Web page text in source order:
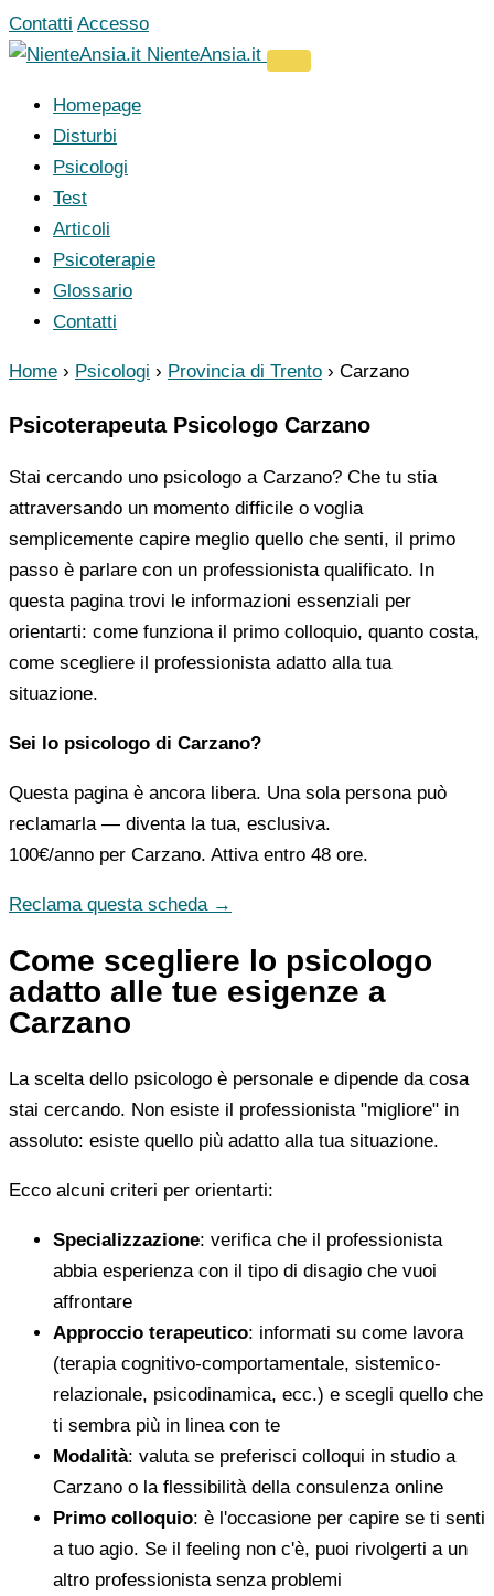
Vai
al
Contatti Accesso
NienteAnsia.it
Homepage
Disturbi
Psicologi
Test
Articoli
Psicoterapie
Glossario
Contatti
Home › Psicologi › Provincia di Trento › Carzano
Psicoterapeuta Psicologo Carzano
Stai cercando uno psicologo a Carzano? Che tu stia
attraversando un momento difficile o voglia
semplicemente capire meglio quello che senti, il primo
passo è parlare con un professionista qualificato. In
questa pagina trovi le informazioni essenziali per
orientarti: come funziona il primo colloquio, quanto costa,
come scegliere il professionista adatto alla tua
situazione.
Sei lo psicologo di Carzano?
Questa pagina è ancora libera. Una sola persona può
reclamarla — diventa la tua, esclusiva.
100€/anno per Carzano. Attiva entro 48 ore.
Reclama questa scheda →
Come scegliere lo psicologo
adatto alle tue esigenze a
Carzano
La scelta dello psicologo è personale e dipende da cosa
stai cercando. Non esiste il professionista "migliore" in
assoluto: esiste quello più adatto alla tua situazione.
Ecco alcuni criteri per orientarti:
Specializzazione: verifica che il professionista
abbia esperienza con il tipo di disagio che vuoi
affrontare
Approccio terapeutico: informati su come lavora
(terapia cognitivo-comportamentale, sistemico-
relazionale, psicodinamica, ecc.) e scegli quello che
ti sembra più in linea con te
Modalità: valuta se preferisci colloqui in studio a
Carzano o la flessibilità della consulenza online
Primo colloquio: è l'occasione per capire se ti senti
a tuo agio. Se il feeling non c'è, puoi rivolgerti a un
altro professionista senza problemi